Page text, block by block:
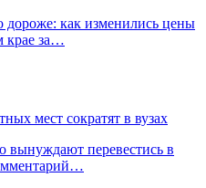
дороже: как изменились цены
крае за…
мест сократят в вузах
перевестись в